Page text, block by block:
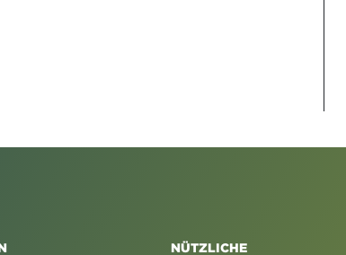
NÜTZLICHE